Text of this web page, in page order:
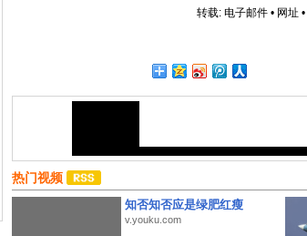
转载: 电子邮件• 网址 •
热门视频
知否知否应是绿肥红瘦
v.youku.com